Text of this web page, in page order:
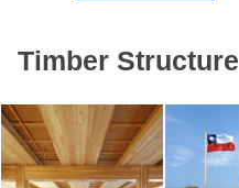
Timber Structure